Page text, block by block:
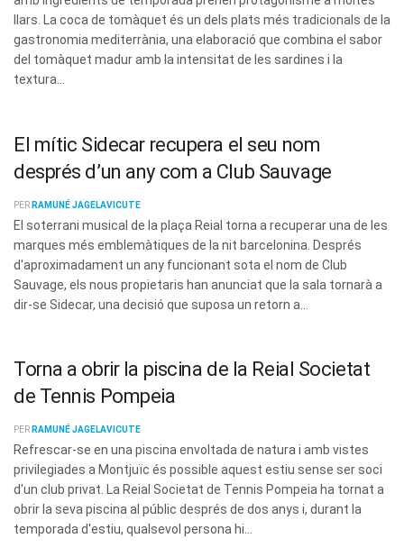
llars. La coca de tomàquet és un dels plats més tradicionals de la
gastronomia mediterrània, una elaboració que combina el sabor
del tomàquet madur amb la intensitat de les sardines i la
textura...
El mític Sidecar recupera el seu nom
després d’un any com a Club Sauvage
PER RAMUNÉ JAGELAVICUTE
El soterrani musical de la plaça Reial torna a recuperar una de les
marques més emblemàtiques de la nit barcelonina. Després
d'aproximadament un any funcionant sota el nom de Club
Sauvage, els nous propietaris han anunciat que la sala tornarà a
dir-se Sidecar, una decisió que suposa un retorn a...
Torna a obrir la piscina de la Reial Societat
de Tennis Pompeia
PER RAMUNÉ JAGELAVICUTE
Refrescar-se en una piscina envoltada de natura i amb vistes
privilegiades a Montjuïc és possible aquest estiu sense ser soci
d'un club privat. La Reial Societat de Tennis Pompeia ha tornat a
obrir la seva piscina al públic després de dos anys i, durant la
temporada d'estiu, qualsevol persona hi...